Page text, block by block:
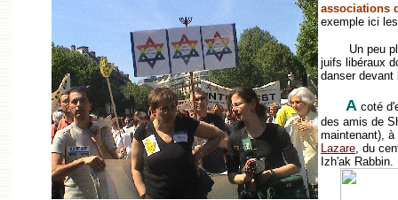
associations
exemple ici
Un peu
juifs libéraux
danser devant
A coté
des amis de
maintenant),
Lazare, du
Izh'ak Rabbin.